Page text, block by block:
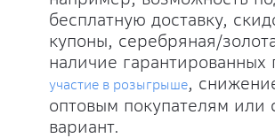
бесплатную доставку,
купоны, серебряная/
наличие гарантированных
участие в розыгрыше,
оптовым покупателям или
вариант.